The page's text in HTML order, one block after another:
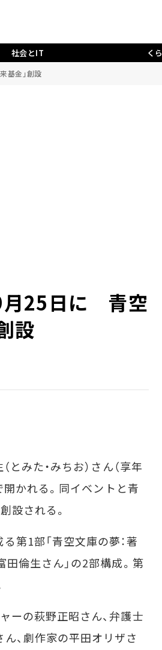
社会とIT く
基金」創設
月25日に 青空
設
みた・みちお）さん（享年
開かれる。同イベントと青
設される。
第1部「青空文庫の夢：著
田倫生さん」の2部構成。第
ーの萩野正昭さん、弁護士
、劇作家の平田オリザさ